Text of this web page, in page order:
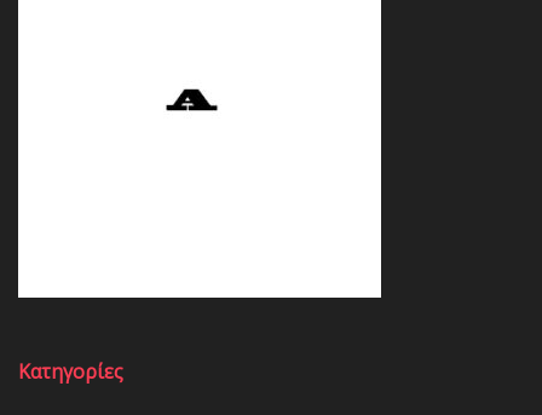
Κατηγορίες